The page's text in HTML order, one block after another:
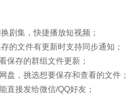
剧集，快捷播放短视频；
的文件有更新时支持同步通知；
保存的群组文件更新；
盘，挑选想要保存和查看的文件；
直接发给微信/QQ好友；